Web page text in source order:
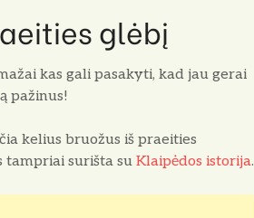
glėbį
kas gali pasakyti, kad jau gerai
pažinus!
kelius bruožus iš praeities
tampriai surišta su Klai­pėdos istorija.